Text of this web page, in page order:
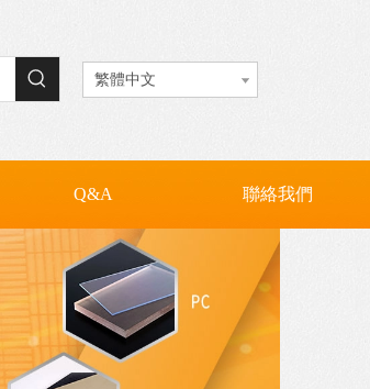
抗靜電電木板 抗靜電纖維板 PC板 / PC擴散板
繁體中文
Q&A 聯絡我們